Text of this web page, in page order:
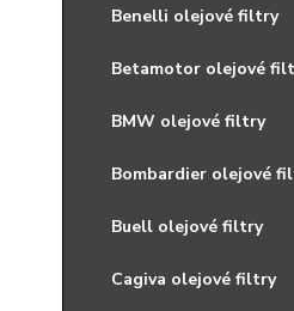
Benelli olejové filtry
Betamotor olejové
BMW olejové filtry
Bombardier olejové
Buell olejové filtry
Cagiva olejové filtry